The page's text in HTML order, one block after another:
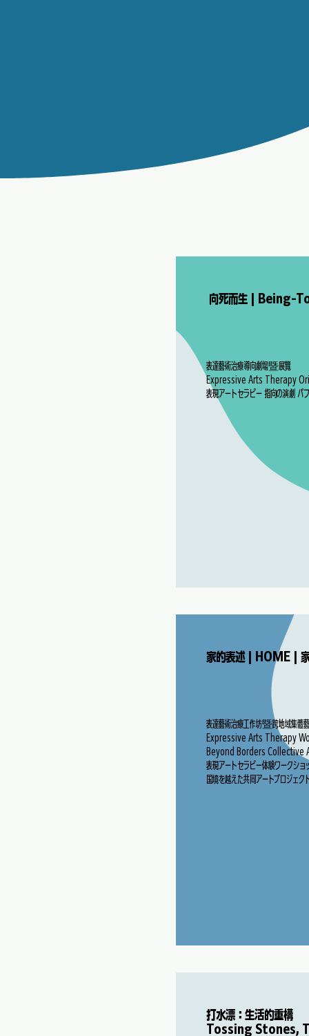
向死而生 | Being-
表達藝術治療導向劇場暨展覽
Expressive Arts Therapy
表現アートセラピー 指向の演劇 パ
家的表述 | HOME |
表達藝術治療工作坊暨跨地域集體
Expressive Arts Therapy
Beyond Borders Collective
表現アートセラピー体験ワークショ
国境を越えた共同アートプロジェク
打水漂：生活的重構
Tossing Stones,